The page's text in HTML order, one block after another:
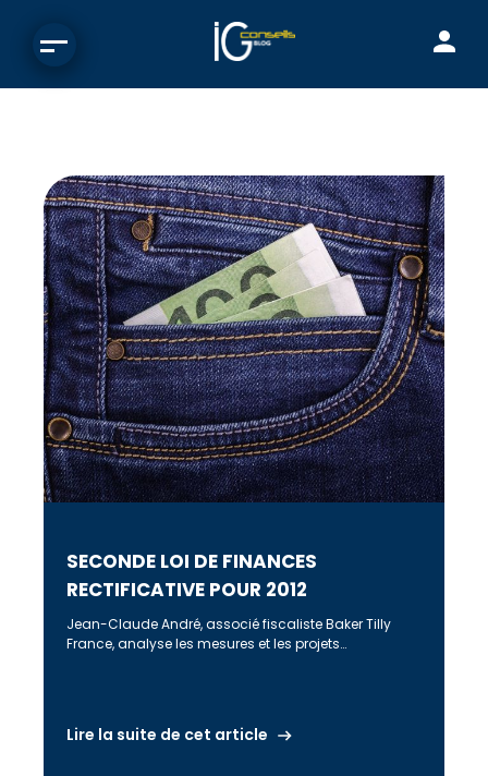
SECONDE LOI DE FINANCES
RECTIFICATIVE POUR 2012
Jean-Claude André, associé fiscaliste Baker Tilly
France, analyse les mesures et les projets
Lire la suite de cet article